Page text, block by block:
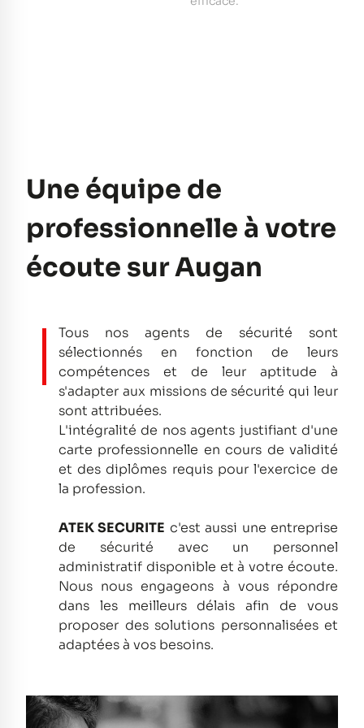
Une équipe de
professionnelle à votre
écoute sur Augan
Tous nos agents de sécurité sont
sélectionnés en fonction de leurs
compétences et de leur aptitude à
s'adapter aux missions de sécurité qui leur
sont attribuées.
L'intégralité de nos agents justifiant d'une
carte professionnelle en cours de validité
et des diplômes requis pour l'exercice de
la profession.
ATEK SECURITE c'est aussi une entreprise
de sécurité avec un personnel
administratif disponible et à votre écoute.
Nous nous engageons à vous répondre
dans les meilleurs délais afin de vous
proposer des solutions personnalisées et
adaptées à vos besoins.